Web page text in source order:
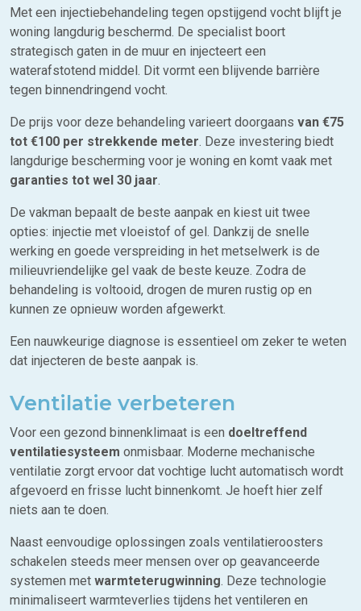
Met een injectiebehandeling tegen opstijgend vocht blijft je
woning langdurig beschermd. De specialist boort
strategisch gaten in de muur en injecteert een
waterafstotend middel. Dit vormt een blijvende barrière
tegen binnendringend vocht.
De prijs voor deze behandeling varieert doorgaans van €75
tot €100 per strekkende meter. Deze investering biedt
langdurige bescherming voor je woning en komt vaak met
garanties tot wel 30 jaar.
De vakman bepaalt de beste aanpak en kiest uit twee
opties: injectie met vloeistof of gel. Dankzij de snelle
werking en goede verspreiding in het metselwerk is de
milieuvriendelijke gel vaak de beste keuze. Zodra de
behandeling is voltooid, drogen de muren rustig op en
kunnen ze opnieuw worden afgewerkt.
Een nauwkeurige diagnose is essentieel om zeker te weten
dat injecteren de beste aanpak is.
Ventilatie verbeteren
Voor een gezond binnenklimaat is een doeltreffend
ventilatiesysteem onmisbaar. Moderne mechanische
ventilatie zorgt ervoor dat vochtige lucht automatisch wordt
afgevoerd en frisse lucht binnenkomt. Je hoeft hier zelf
niets aan te doen.
Naast eenvoudige oplossingen zoals ventilatieroosters
schakelen steeds meer mensen over op geavanceerde
systemen met warmteterugwinning. Deze technologie
minimaliseert warmteverlies tijdens het ventileren en